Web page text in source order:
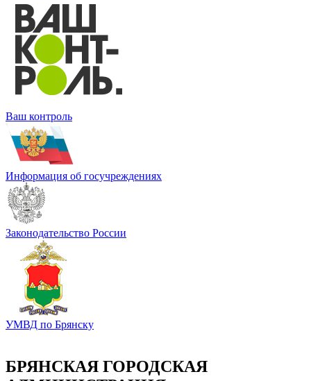
Ваш контроль
Информация об госучреждениях
Законодательство России
УМВД по Брянску
БРЯНСКАЯ ГОРОДСКАЯ